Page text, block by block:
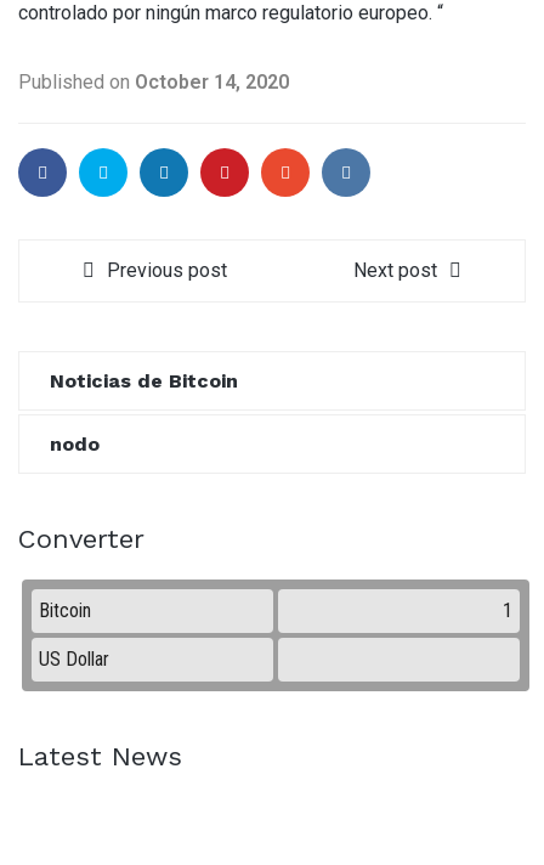
controlado por ningún marco regulatorio europeo. “
Published on October 14, 2020
Previous post Next post
Noticias de Bitcoin
nodo
Converter
Latest News